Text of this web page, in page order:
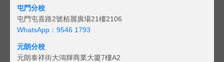
屯門分校
屯門屯喜路2號栢麗廣場21樓2106
WhatsApp：9546 1793
元朗分校
元朗泰祥街大鴻輝商業大廈7樓A2